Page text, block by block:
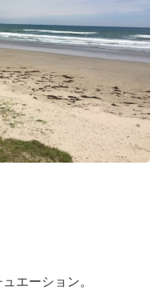
エーション。